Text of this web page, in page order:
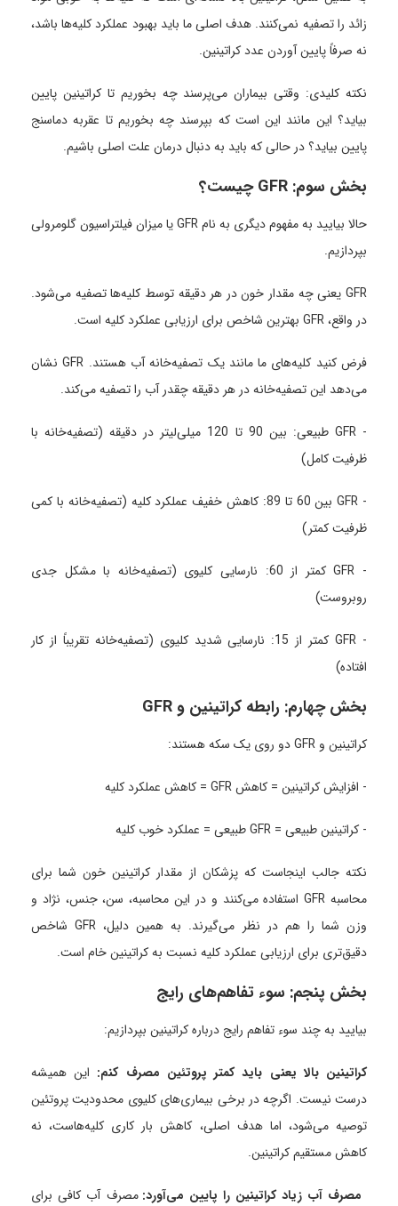
زائد را تصفیه نمی‌کنند. هدف اصلی ما باید بهبود عملکرد کلیه‌ها باشد،
نه صرفاً پایین آوردن عدد کراتینین.
نکته کلیدی: وقتی بیماران می‌پرسند چه بخوریم تا کراتینین پایین
بیاید؟ این مانند این است که بپرسند چه بخوریم تا عقربه دماسنج
پایین بیاید؟ در حالی که باید به دنبال درمان علت اصلی باشیم.
بخش سوم: GFR چیست؟
حالا بیایید به مفهوم دیگری به نام GFR یا میزان فیلتراسیون گلومرولی
بپردازیم.
GFR یعنی چه مقدار خون در هر دقیقه توسط کلیه‌ها تصفیه می‌شود.
در واقع، GFR بهترین شاخص برای ارزیابی عملکرد کلیه است.
فرض کنید کلیه‌های ما مانند یک تصفیه‌خانه آب هستند. GFR نشان
می‌دهد این تصفیه‌خانه در هر دقیقه چقدر آب را تصفیه می‌کند.
- GFR طبیعی: بین 90 تا 120 میلی‌لیتر در دقیقه (تصفیه‌خانه با
ظرفیت کامل)
- GFR بین 60 تا 89: کاهش خفیف عملکرد کلیه (تصفیه‌خانه با کمی
ظرفیت کمتر)
- GFR کمتر از 60: نارسایی کلیوی (تصفیه‌خانه با مشکل جدی
روبروست)
- GFR کمتر از 15: نارسایی شدید کلیوی (تصفیه‌خانه تقریباً از کار
افتاده)
بخش چهارم: رابطه کراتینین و GFR
کراتینین و GFR دو روی یک سکه هستند:
- افزایش کراتینین = کاهش GFR = کاهش عملکرد کلیه
- کراتینین طبیعی = GFR طبیعی = عملکرد خوب کلیه
نکته جالب اینجاست که پزشکان از مقدار کراتینین خون شما برای
محاسبه GFR استفاده می‌کنند و در این محاسبه، سن، جنس، نژاد و
وزن شما را هم در نظر می‌گیرند. به همین دلیل، GFR شاخص
دقیق‌تری برای ارزیابی عملکرد کلیه نسبت به کراتینین خام است.
بخش پنجم: سوء تفاهم‌های رایج
بیایید به چند سوء تفاهم رایج درباره کراتینین بپردازیم:
کراتینین بالا یعنی باید کمتر پروتئین مصرف کنم: این همیشه
درست نیست. اگرچه در برخی بیماری‌های کلیوی محدودیت پروتئین
توصیه می‌شود، اما هدف اصلی، کاهش بار کاری کلیه‌هاست، نه
کاهش مستقیم کراتینین.
مصرف آب زیاد کراتینین را پایین می‌آورد: مصرف آب کافی برای